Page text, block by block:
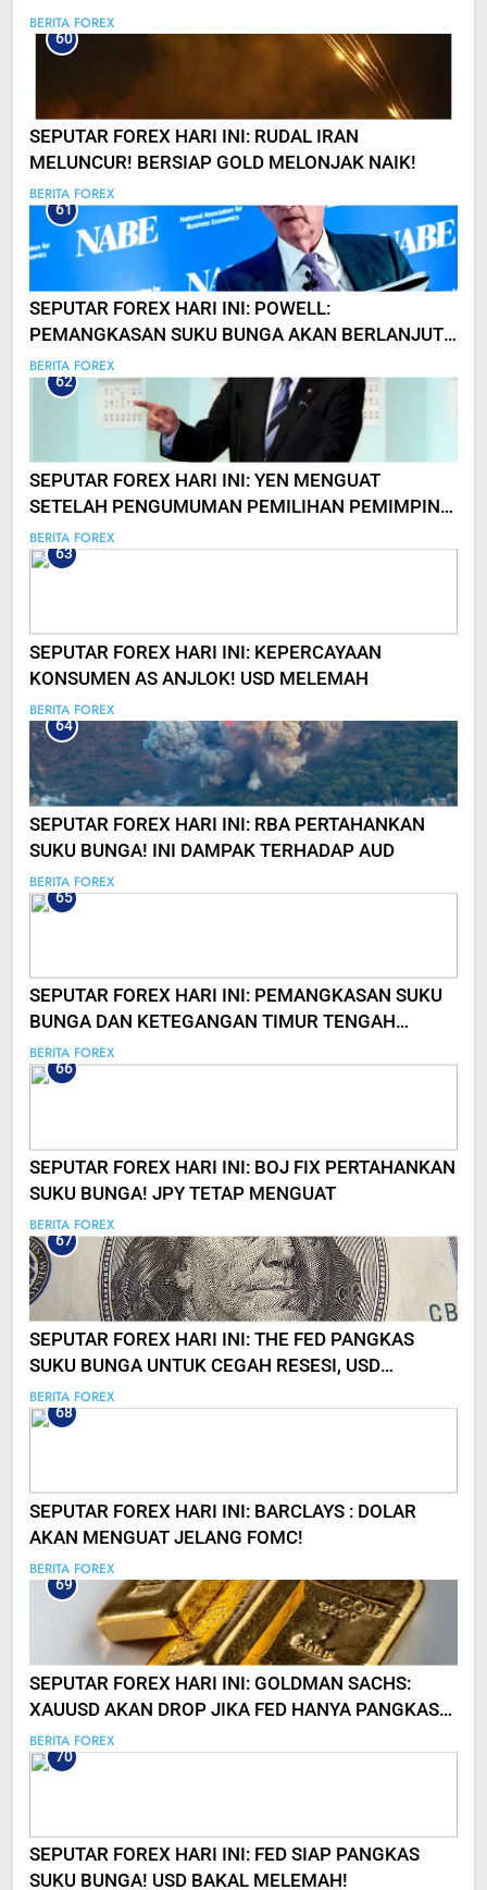
AGRESIF!
BERITA FOREX
60
SEPUTAR FOREX HARI INI: RUDAL IRAN
MELUNCUR! BERSIAP GOLD MELONJAK NAIK!
BERITA FOREX
61
SEPUTAR FOREX HARI INI: POWELL:
PEMANGKASAN SUKU BUNGA AKAN BERLANJUT,
TAPI TIDAK TERBURU-BURU
BERITA FOREX
62
SEPUTAR FOREX HARI INI: YEN MENGUAT
SETELAH PENGUMUMAN PEMILIHAN PEMIMPIN
JEPANG
BERITA FOREX
63
SEPUTAR FOREX HARI INI: KEPERCAYAAN
KONSUMEN AS ANJLOK! USD MELEMAH
BERITA FOREX
64
SEPUTAR FOREX HARI INI: RBA PERTAHANKAN
SUKU BUNGA! INI DAMPAK TERHADAP AUD
BERITA FOREX
65
SEPUTAR FOREX HARI INI: PEMANGKASAN SUKU
BUNGA DAN KETEGANGAN TIMUR TENGAH
DORONG OIL MENGUAT!
BERITA FOREX
66
SEPUTAR FOREX HARI INI: BOJ FIX PERTAHANKAN
SUKU BUNGA! JPY TETAP MENGUAT
BERITA FOREX
67
SEPUTAR FOREX HARI INI: THE FED PANGKAS
SUKU BUNGA UNTUK CEGAH RESESI, USD
DIPREDIKSI MELEMAH
BERITA FOREX
68
SEPUTAR FOREX HARI INI: BARCLAYS : DOLAR
AKAN MENGUAT JELANG FOMC!
BERITA FOREX
69
SEPUTAR FOREX HARI INI: GOLDMAN SACHS:
XAUUSD AKAN DROP JIKA FED HANYA PANGKAS
0,25% SUKU BUNGA!
BERITA FOREX
70
SEPUTAR FOREX HARI INI: FED SIAP PANGKAS
SUKU BUNGA! USD BAKAL MELEMAH!